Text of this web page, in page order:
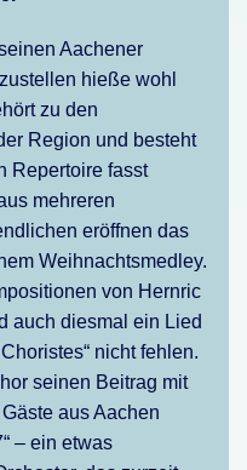
Aachener
hieße wohl
zu den
Region und besteht
Repertoire fasst
mehreren
eröffnen das
Weihnachtsmedley.
von Hernric
auch diesmal ein Lied
nicht fehlen.
seinen Beitrag mit
aus Aachen
– ein etwas